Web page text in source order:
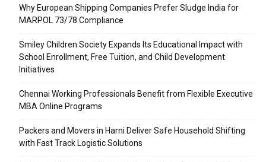
Why European Shipping Companies Prefer Sludge India for
MARPOL 73/78 Compliance
Smiley Children Society Expands Its Educational Impact with
School Enrollment, Free Tuition, and Child Development
Initiatives
Chennai Working Professionals Benefit from Flexible Executive
MBA Online Programs
Packers and Movers in Harni Deliver Safe Household Shifting
with Fast Track Logistic Solutions